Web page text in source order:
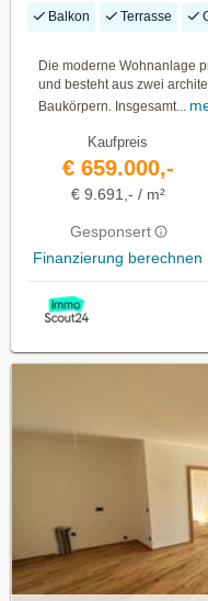
Balkon Terrasse
Die moderne Wohnanlage
und besteht aus zwei
Baukörpern. Insgesamt...
Kaufpreis
€ 659.000,-
€ 9.691,- / m²
Gesponsert
Finanzierung berechnen